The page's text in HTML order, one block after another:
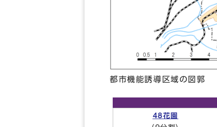
都市機能誘導区域の図郭
48花園